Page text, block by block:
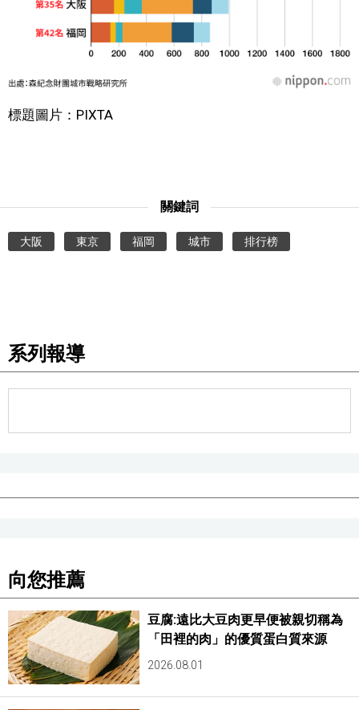
標題圖片：PIXTA
關鍵詞
大阪 東京 福岡 城市 排行榜
系列報導
向您推薦
豆腐:遠比大豆肉更早便被親切稱為
「田裡的肉」的優質蛋白質來源
2026.08.01